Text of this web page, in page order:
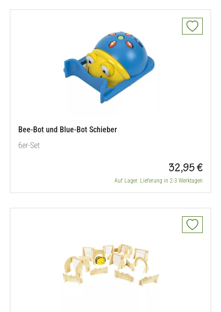
Bee-Bot und Blue-Bot Schieber
6er-Set
32,95 €
Auf Lager. Lieferung in 2-3 Werktagen